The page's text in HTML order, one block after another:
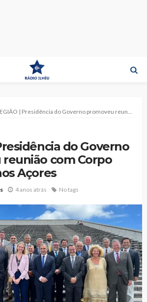
| Presidência do Governo promoveu reunião com Corpo Consular nos Açores
do Governo
com Corpo
Açores
4 anos atrás No tags